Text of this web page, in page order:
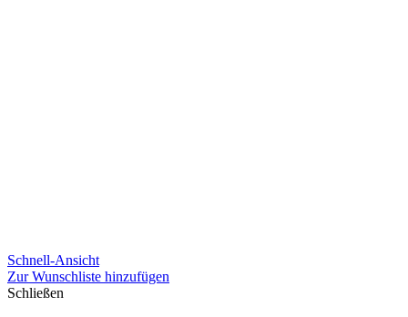
Schnell-Ansicht
Zur Wunschliste hinzufügen
Schließen